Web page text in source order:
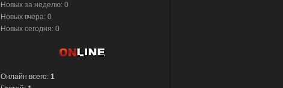
Новых за неделю: 0
Новых вчера: 0
Новых сегодня: 0
Онлайн всего: 1